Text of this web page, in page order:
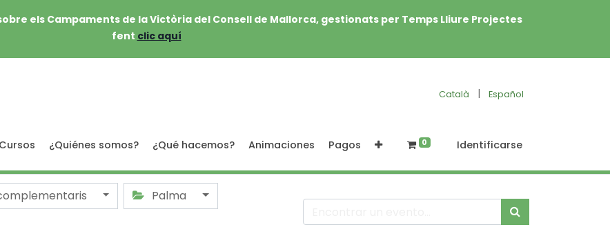
els Campaments de la Victòria del Consell de Mallorca, gestionats per Temps Lliure Projectes
fent clic aquí
Català | Español
Cursos ¿Quiénes somos? ¿Qué hacemos? Animaciones Pagos 0 Identificarse
Palma